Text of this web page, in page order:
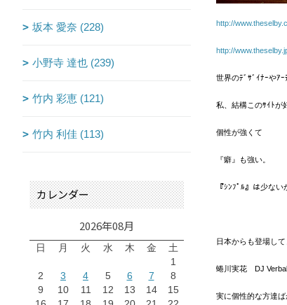
http://
http://
世界のﾃﾞｻﾞｲﾅｰやｱｰ
私、結構このｻｲﾄが
個性が強くて
『癖』も強い。
『ｼﾝﾌﾟﾙ』は少ない
日本からも登場して
蜷川実花 DJ
実に個性的な方達ば
坂本 愛奈 (228)
小野寺 達也 (239)
竹内 彩恵 (121)
竹内 利佳 (113)
カレンダー
2026年08月
日 月 火 水 木 金
土
1
2
3 4 5 6 7
8
9
10 11 12 13 14
15